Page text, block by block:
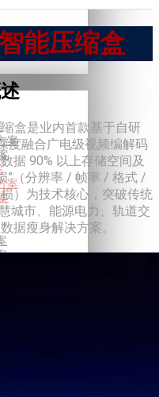
案
案
能压缩盒
盒是业内首款基于自研
度融合广电级视频编解码
据 90% 以上存储空间及
”（分辨率 / 帧率 / 格式 /
）为技术核心，突破传统
城市、能源电力、轨道交
据瘦身解决方案。